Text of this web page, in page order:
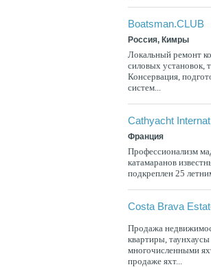
Boatsman.CLUB
Россия, Кимры
Локальный ремонт
силовых установок,
Консервация,
систем...
Cathyacht
Франция
Профессионализм
катамаранов
подкреплен 25
Costa Brava
Продажа
квартиры,
многочисленными
продаже яхт...